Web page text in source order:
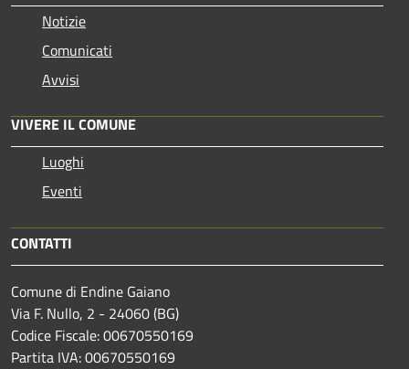
Notizie
Comunicati
Avvisi
VIVERE IL COMUNE
Luoghi
Eventi
CONTATTI
Comune di Endine Gaiano
Via F. Nullo, 2 - 24060 (BG)
Codice Fiscale: 00670550169
Partita IVA: 00670550169